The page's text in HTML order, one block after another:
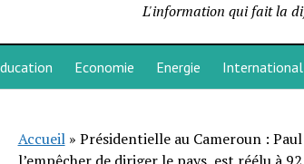
L'information qui fait la
Economie Energie International
Accueil» Présidentielle au Cameroun :